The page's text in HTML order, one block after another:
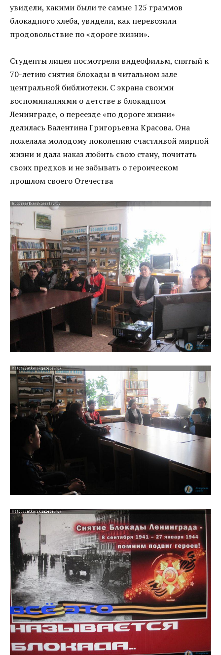
увидели, какими были те самые 125 граммов
блокадного хлеба, увидели, как перевозили
продовольствие по «дороге жизни».
Студенты лицея посмотрели видеофильм, снятый к
70-летию снятия блокады в читальном зале
центральной библиотеки. С экрана своими
воспоминаниями о детстве в блокадном
Ленинграде, о переезде «по дороге жизни»
делилась Валентина Григорьевна Красова. Она
пожелала молодому поколению счастливой мирной
жизни и дала наказ любить свою стану, почитать
своих предков и не забывать о героическом
прошлом своего Отечества